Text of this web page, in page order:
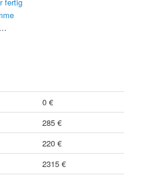
fertig
…
0 €
285 €
220 €
2315 €